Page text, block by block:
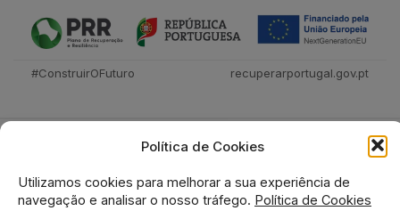
Política de Cookies
Utilizamos cookies para melhorar a sua experiência de
navegação e analisar o nosso tráfego. Política de Cookies
#ConstruirOFuturo recuperarportugal.gov.pt